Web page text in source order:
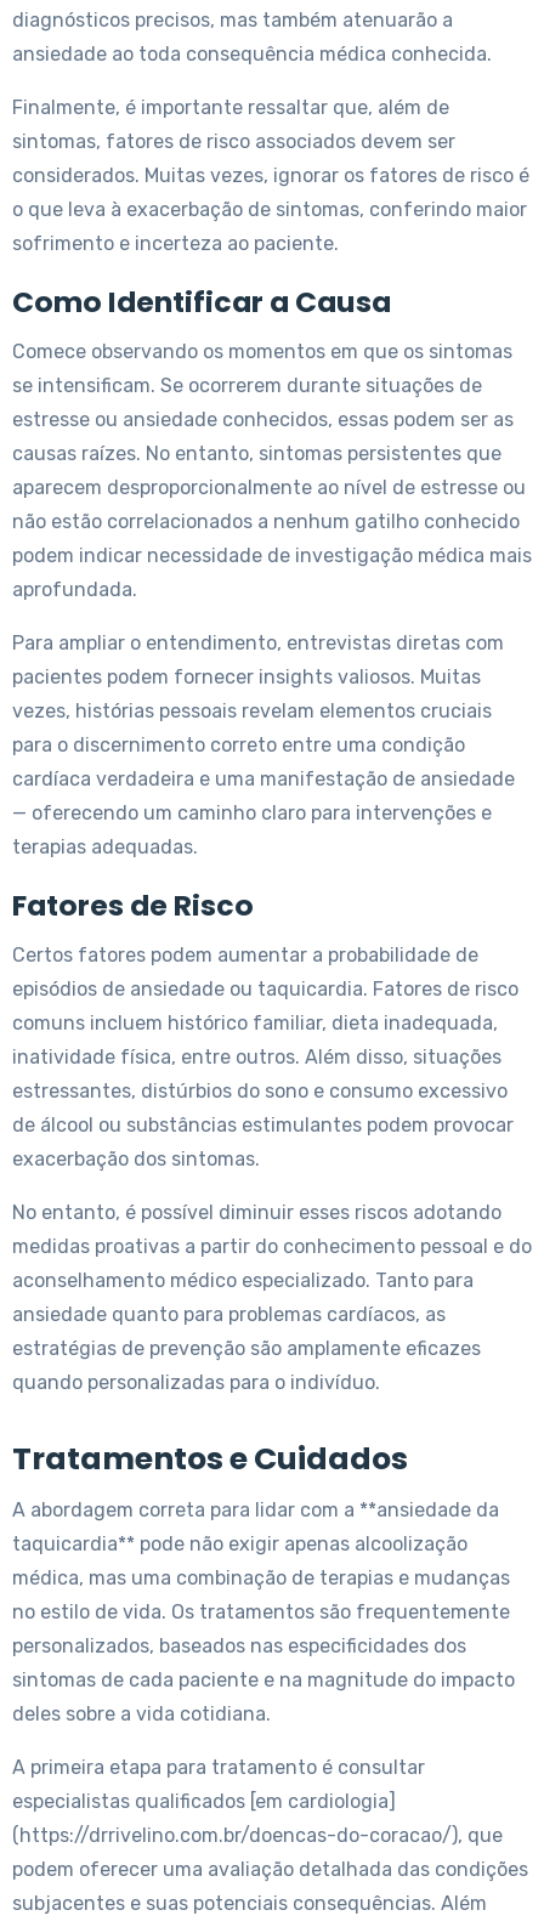
diagnósticos precisos, mas também atenuarão a
ansiedade ao toda consequência médica conhecida.
Finalmente, é importante ressaltar que, além de
sintomas, fatores de risco associados devem ser
considerados. Muitas vezes, ignorar os fatores de risco é
o que leva à exacerbação de sintomas, conferindo maior
sofrimento e incerteza ao paciente.
Como Identificar a Causa
Comece observando os momentos em que os sintomas
se intensificam. Se ocorrerem durante situações de
estresse ou ansiedade conhecidos, essas podem ser as
causas raízes. No entanto, sintomas persistentes que
aparecem desproporcionalmente ao nível de estresse ou
não estão correlacionados a nenhum gatilho conhecido
podem indicar necessidade de investigação médica mais
aprofundada.
Para ampliar o entendimento, entrevistas diretas com
pacientes podem fornecer insights valiosos. Muitas
vezes, histórias pessoais revelam elementos cruciais
para o discernimento correto entre uma condição
cardíaca verdadeira e uma manifestação de ansiedade
— oferecendo um caminho claro para intervenções e
terapias adequadas.
Fatores de Risco
Certos fatores podem aumentar a probabilidade de
episódios de ansiedade ou taquicardia. Fatores de risco
comuns incluem histórico familiar, dieta inadequada,
inatividade física, entre outros. Além disso, situações
estressantes, distúrbios do sono e consumo excessivo
de álcool ou substâncias estimulantes podem provocar
exacerbação dos sintomas.
No entanto, é possível diminuir esses riscos adotando
medidas proativas a partir do conhecimento pessoal e do
aconselhamento médico especializado. Tanto para
ansiedade quanto para problemas cardíacos, as
estratégias de prevenção são amplamente eficazes
quando personalizadas para o indivíduo.
Tratamentos e Cuidados
A abordagem correta para lidar com a **ansiedade da
taquicardia** pode não exigir apenas alcoolização
médica, mas uma combinação de terapias e mudanças
no estilo de vida. Os tratamentos são frequentemente
personalizados, baseados nas especificidades dos
sintomas de cada paciente e na magnitude do impacto
deles sobre a vida cotidiana.
A primeira etapa para tratamento é consultar
especialistas qualificados [em cardiologia]
(https://drrivelino.com.br/doencas-do-coracao/), que
podem oferecer uma avaliação detalhada das condições
subjacentes e suas potenciais consequências. Além